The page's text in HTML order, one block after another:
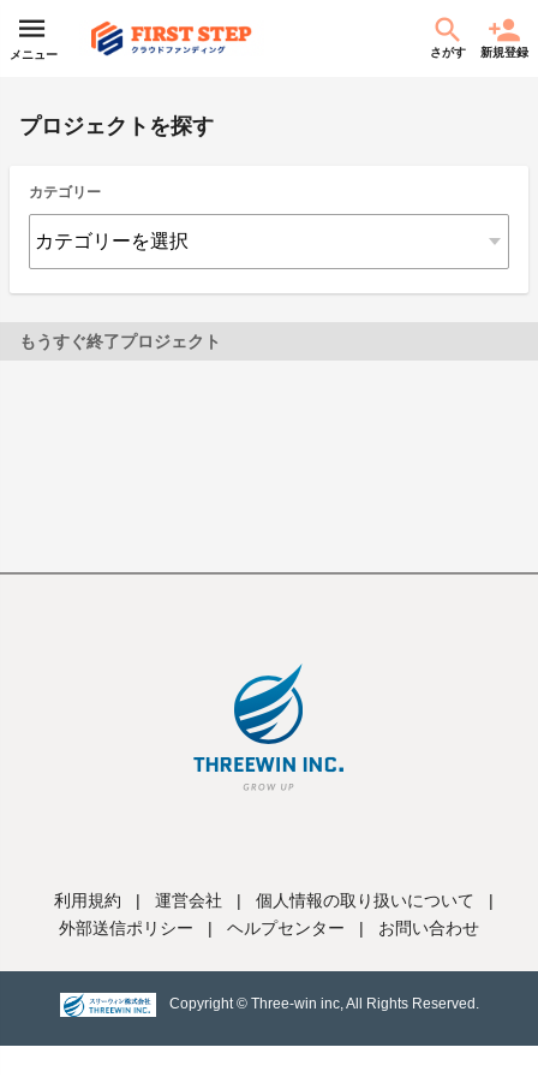
メニュー さがす 新規登録
プロジェクトを探す
カテゴリー
もうすぐ終了プロジェクト
利用規約 | 運営会社 | 個人情報の取り扱いについて
|
外部送信ポリシー
| ヘルプセンター | お問い合わせ
Copyright © Three-win inc, All Rights Reserved.